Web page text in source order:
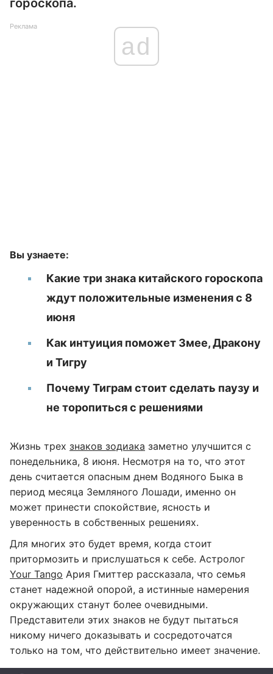
гороскопа.
Реклама
ad
Вы узнаете:
Какие три знака китайского гороскопа
ждут положительные изменения с 8
июня
Как интуиция поможет Змее, Дракону
и Тигру
Почему Тиграм стоит сделать паузу и
не торопиться с решениями
Жизнь трех знаков зодиака заметно улучшится с
понедельника, 8 июня. Несмотря на то, что этот
день считается опасным днем Водяного Быка в
период месяца Земляного Лошади, именно он
может принести спокойствие, ясность и
уверенность в собственных решениях.
Для многих это будет время, когда стоит
притормозить и прислушаться к себе. Астролог
Your Tango Ария Гмиттер рассказала, что семья
станет надежной опорой, а истинные намерения
окружающих станут более очевидными.
Представители этих знаков не будут пытаться
никому ничего доказывать и сосредоточатся
только на том, что действительно имеет значение.